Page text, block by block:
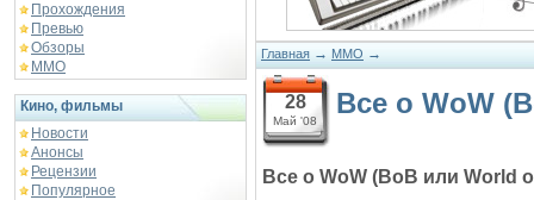
Прохождения
Превью
Обзоры
ММО
Кино, фильмы
Новости
Анонсы
Рецензии
Популярное
Главная → MMO →
28
Май '08
Все о WoW
Все о WoW (ВоВ или World